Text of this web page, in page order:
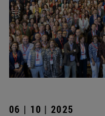
06 | 10 | 2025